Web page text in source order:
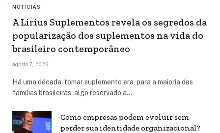
NOTÍCIAS
A Lirius Suplementos revela os segredos da
popularização dos suplementos na vida do
brasileiro contemporâneo
agosto 7, 2026
Há uma década, tomar suplemento era, para a maioria das
famílias brasileiras, algo reservado a…
Como empresas podem evoluir sem
perder sua identidade organizacional?